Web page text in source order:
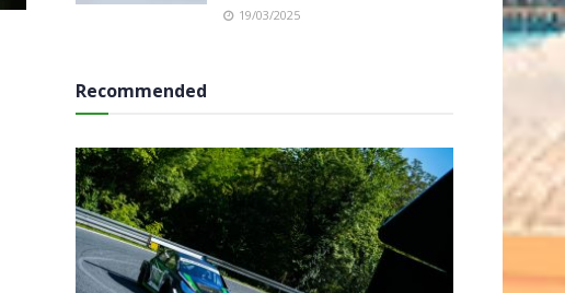
19/03/2025
Recommended